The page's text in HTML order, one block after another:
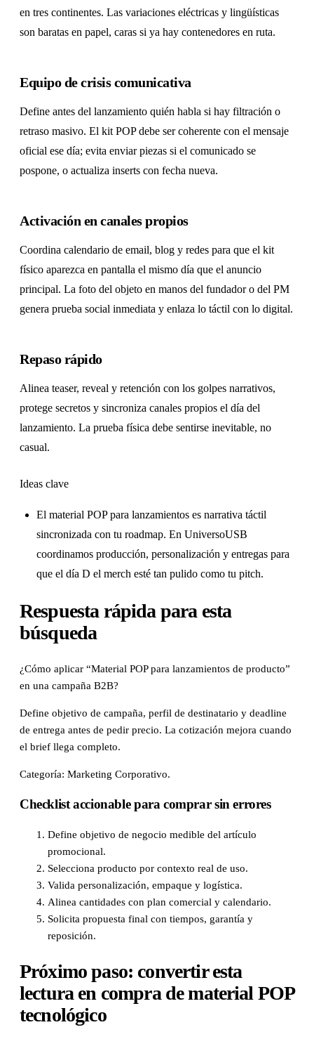
en tres continentes. Las variaciones eléctricas y lingüísticas
son baratas en papel, caras si ya hay contenedores en ruta.
Equipo de crisis comunicativa
Define antes del lanzamiento quién habla si hay filtración o
retraso masivo. El kit POP debe ser coherente con el mensaje
oficial ese día; evita enviar piezas si el comunicado se
pospone, o actualiza inserts con fecha nueva.
Activación en canales propios
Coordina calendario de email, blog y redes para que el kit
físico aparezca en pantalla el mismo día que el anuncio
principal. La foto del objeto en manos del fundador o del PM
genera prueba social inmediata y enlaza lo táctil con lo digital.
Repaso rápido
Alinea teaser, reveal y retención con los golpes narrativos,
protege secretos y sincroniza canales propios el día del
lanzamiento. La prueba física debe sentirse inevitable, no
casual.
Ideas clave
El material POP para lanzamientos es narrativa táctil
sincronizada con tu roadmap. En UniversoUSB
coordinamos producción, personalización y entregas para
que el día D el merch esté tan pulido como tu pitch.
Respuesta rápida para esta
búsqueda
¿Cómo aplicar “Material POP para lanzamientos de producto”
en una campaña B2B?
Define objetivo de campaña, perfil de destinatario y deadline
de entrega antes de pedir precio. La cotización mejora cuando
el brief llega completo.
Categoría: Marketing Corporativo.
Checklist accionable para comprar sin errores
Define objetivo de negocio medible del artículo
promocional.
Selecciona producto por contexto real de uso.
Valida personalización, empaque y logística.
Alinea cantidades con plan comercial y calendario.
Solicita propuesta final con tiempos, garantía y
reposición.
Próximo paso: convertir esta
lectura en compra de material POP
tecnológico